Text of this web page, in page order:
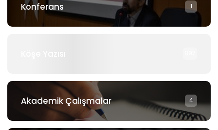
Konferans 1
Akademik Çalışmalar 4